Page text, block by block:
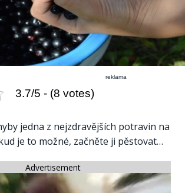
reklama
3.7/5 - (8 votes)
jedna z nejzdravějších potravin na
je to možné, začněte ji pěstovat…
Advertisement